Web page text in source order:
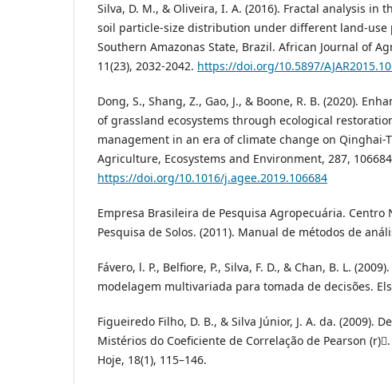
Silva, D. M., & Oliveira, I. A. (2016). Fractal analysis in
soil particle-size distribution under different land-use
Southern Amazonas State, Brazil. African Journal of
11(23), 2032-2042. https://doi.org/10.5897/
Dong, S., Shang, Z., Gao, J., & Boone, R. B. (2020).
of grassland ecosystems through ecological
management in an era of climate change on Qinghai-
Agriculture, Ecosystems and Environment, 287,
https://doi.org/10.1016/j.agee.2019.106684
Empresa Brasileira de Pesquisa Agropecuária. Centro
Pesquisa de Solos. (2011). Manual de métodos de
Fávero, l. P., Belfiore, P., Silva, F. D., & Chan, B. L.
modelagem multivariada para tomada de decisões.
Figueiredo Filho, D. B., & Silva Júnior, J. A. da. (2009).
Mistérios do Coeficiente de Correlação de Pearson
Hoje, 18(1), 115–146.